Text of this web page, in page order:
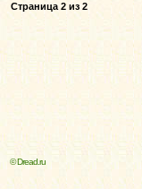
Страница 2из 2
© Dread.ru